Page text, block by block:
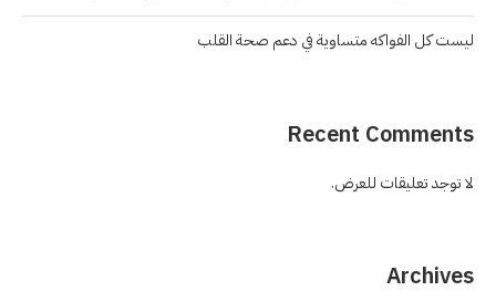
ليست كل الفواكه متساوية في دعم صحة القلب
Recent Comments
لا توجد تعليقات للعرض.
Archives